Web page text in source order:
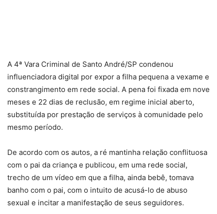
A 4ª Vara Criminal de Santo André/SP condenou
influenciadora digital por expor a filha pequena a vexame e
constrangimento em rede social. A pena foi fixada em nove
meses e 22 dias de reclusão, em regime inicial aberto,
substituída por prestação de serviços à comunidade pelo
mesmo período.
De acordo com os autos, a ré mantinha relação conflituosa
com o pai da criança e publicou, em uma rede social,
trecho de um vídeo em que a filha, ainda bebê, tomava
banho com o pai, com o intuito de acusá-lo de abuso
sexual e incitar a manifestação de seus seguidores.